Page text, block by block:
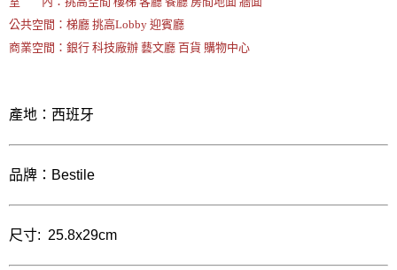
公共空間：梯廳 挑高Lobby 迎賓廳
商業空間：銀行 科技廠辦 藝文廳 百貨 購物中心
產地：西班牙
品牌：Bestile
尺寸: 25.8x29cm